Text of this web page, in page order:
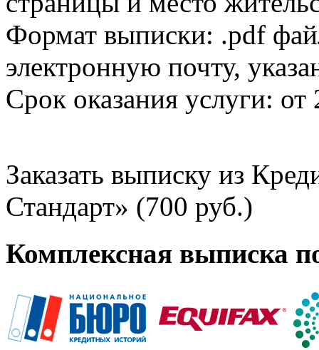
Формат выписки: .pdf
электронную почту,
Срок оказания услуги: от
Заказать выписку из
Стандарт» (700 руб.)
Комплексная выписка